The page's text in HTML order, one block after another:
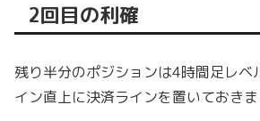
2回目の利確
残り半分のポジションは4時間足レベ
イン直上に決済ラインを置いておきま